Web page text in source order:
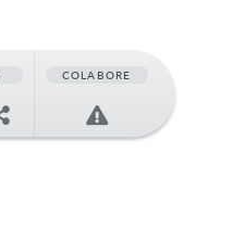
COLABORE